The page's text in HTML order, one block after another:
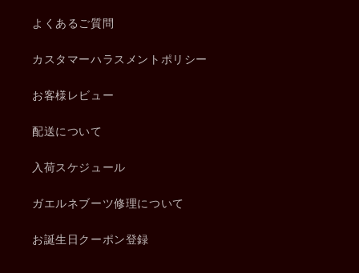
よくあるご質問
カスタマーハラスメントポリシー
お客様レビュー
配送について
入荷スケジュール
ガエルネブーツ修理について
お誕生日クーポン登録